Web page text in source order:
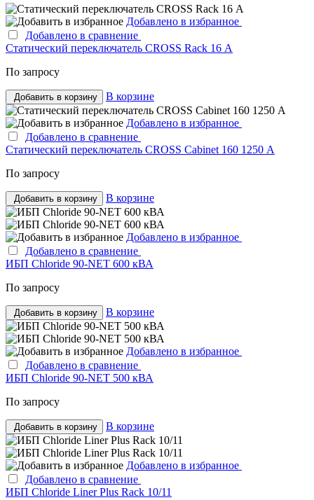
Добавлено в избранное
Добавлено в сравнение
Статический переключатель CROSS Rack 16 А
По запросу
Добавить в корзину В корзине
Добавлено в избранное
Добавлено в сравнение
Статический переключатель CROSS Cabinet 160 1250 А
По запросу
Добавить в корзину В корзине
Добавлено в избранное
Добавлено в сравнение
ИБП Chloride 90-NET 600 кВА
По запросу
Добавить в корзину В корзине
Добавлено в избранное
Добавлено в сравнение
ИБП Chloride 90-NET 500 кВА
По запросу
Добавить в корзину В корзине
Добавлено в избранное
Добавлено в сравнение
ИБП Chloride Liner Plus Rack 10/11